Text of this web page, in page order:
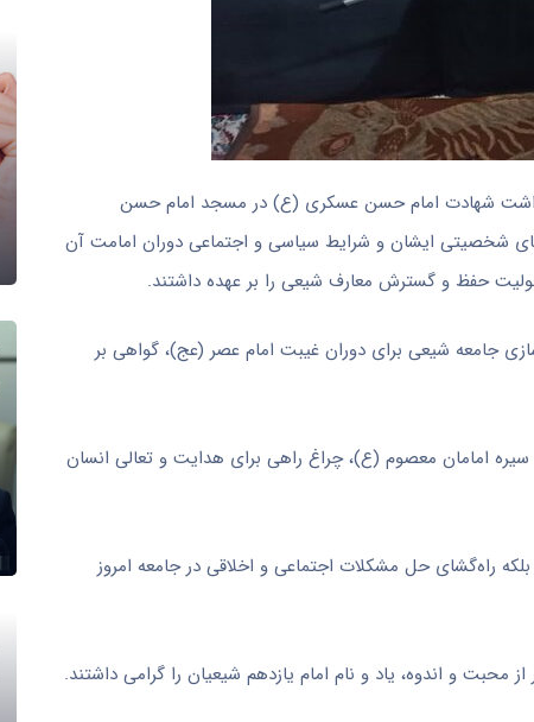
شهادت امام حسن عسکری (ع) در مسجد امام حسن
شخصیتی ایشان و شرایط سیاسی و اجتماعی دوران امامت آن
حفظ و گسترش معارف شیعی را بر عهده داشتند.
جامعه شیعی برای دوران غیبت امام عصر (عج)، گواهی بر
امامان معصوم (ع)، چراغ راهی برای هدایت و تعالی انسان
راه‌گشای حل مشکلات اجتماعی و اخلاقی در جامعه امروز
محبت و اندوه، یاد و نام امام یازدهم شیعیان را گرامی داشتند.